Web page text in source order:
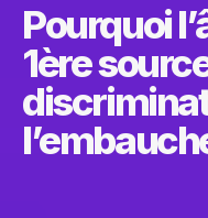
Pourquoi
1ère